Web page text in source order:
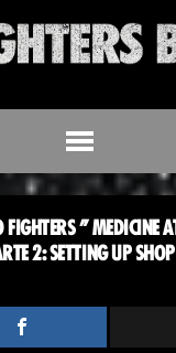
” MEDICINE
2: SETTING UP SHOP